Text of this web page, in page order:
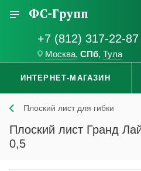
+7 (812) 317-22-87
Москва, СПб, Тула
ИНТЕРНЕТ-МАГАЗИН
Плоский лист для гибки
Плоский лист Гранд
0,5